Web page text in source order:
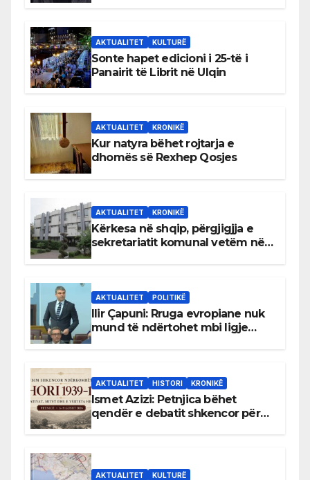
AKTUALITET KULTURË
Sonte hapet edicioni i 25-të i
Panairit të Librit në Ulqin
AKTUALITET KRONIKË
Kur natyra bëhet rojtarja e
dhomës së Rexhep Qosjes
AKTUALITET KRONIKË
Kërkesa në shqip, përgjigjja e
sekretariatit komunal vetëm në
AKTUALITET POLITIKË
Ilir Çapuni: Rruga evropiane nuk
mund të ndërtohet mbi ligje
AKTUALITET HISTORI KRONIKË
Ismet Azizi: Petnjica bëhet
qendër e debatit shkencor për
AKTUALITET KULTURË